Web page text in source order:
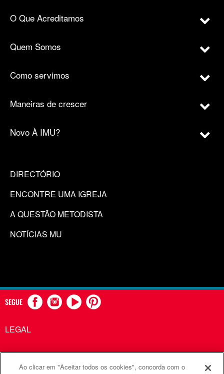
O Que Acreditamos
Quem Somos
Como servimos
Maneiras de crescer
Novo À IMU?
DIRECTÓRIO
ENCONTRE UMA IGREJA
A QUESTÃO METODISTA
NOTÍCIAS MU
SEGUE
LEGAL
Ao clicar em "Aceitar todos os cookies", concorda com o